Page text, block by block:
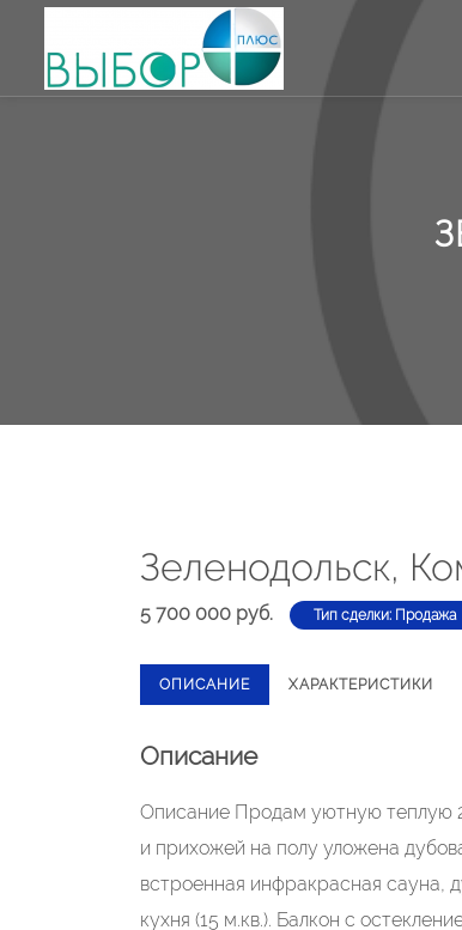
Зеленодольск,
5 700 000 руб. Тип сделки: Продажа
ОПИСАНИЕ ХАРАКТЕРИСТИКИ
Описание
Описание Продам уютную теплую
и прихожей на полу уложена
встроенная инфракрасная сауна,
кухня (15 м.кв.). Балкон с